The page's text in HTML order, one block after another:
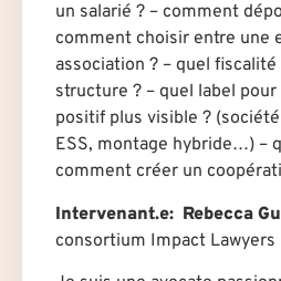
un salarié ? – comment
comment choisir entre une
association ? – quel
structure ? – quel label
positif plus visible ?
ESS, montage hybride…) –
comment créer un
Intervenant.e: Rebecca
consortium Impact Lawyers